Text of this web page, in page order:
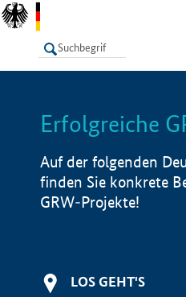
LISTE
Erfolgreiche
Auf der folgenden
finden Sie konkrete
GRW-Projekte!
LOS GEHT'S